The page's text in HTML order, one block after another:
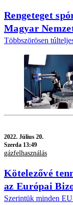
Rengeteget
Magyar
Többszörösen
2022. Július 20.
Szerda 13:49
gázfelhasználás
Kötelezővé
az Európai
Szerintük minden